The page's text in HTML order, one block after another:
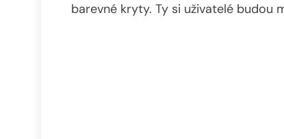
barevné kryty. Ty si uživatelé budou